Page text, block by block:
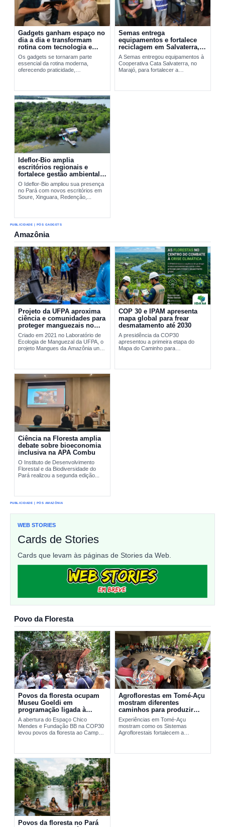
Gadgets ganham espaço no
dia a dia e transformam
rotina com tecnologia e
praticidade
Os gadgets se tornaram parte
essencial da rotina moderna,
oferecendo praticidade,
dispositivos vai do Walkman aos
smartphones...
Semas entrega
equipamentos e fortalece
reciclagem em Salvaterra,
no Marajó
A Semas entregou equipamentos à
Cooperativa Cata Salvaterra, no
Marajó, para fortalecer a
Ideflor-Bio amplia
escritórios regionais e
fortalece gestão ambiental
no Pará
O Ideflor-Bio ampliou sua presença
no Pará com novos escritórios em
Soure, Xinguara, Redenção,...
PUBLICIDADE | PÓS GADGETS
Amazônia
Projeto da UFPA aproxima
ciência e comunidades para
proteger manguezais no
Pará
Criado em 2021 no Laboratório de
Ecologia de Manguezal da UFPA, o
projeto Mangues da Amazônia une
COP 30 e IPAM apresenta
mapa global para frear
desmatamento até 2030
A presidência da COP30
apresentou a primeira etapa do
Mapa do Caminho para
Ciência na Floresta amplia
debate sobre bioeconomia
inclusiva na APA Combu
O Instituto de Desenvolvimento
Florestal e da Biodiversidade do
Pará realizou a segunda edição...
PUBLICIDADE | PÓS AMAZÔNIA
WEB STORIES
Cards de Stories
Cards que levam às páginas de Stories da Web.
Povo da Floresta
Povos da floresta ocupam
Museu Goeldi em
programação ligada à
COP30
A abertura do Espaço Chico
Mendes e Fundação BB na COP30
levou povos da floresta ao Campus
Agroflorestas em Tomé-Açu
mostram diferentes
caminhos para produzir
com sustentabilidade
Experiências em Tomé-Açu
mostram como os Sistemas
Agroflorestais fortalecem a
Povos da floresta no Pará